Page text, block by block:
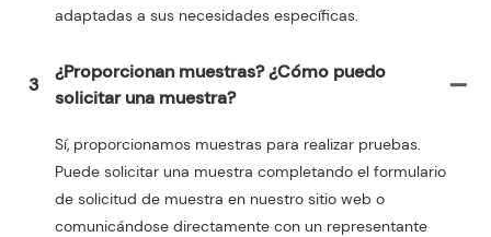
adaptadas a sus necesidades específicas.
3
¿Proporcionan muestras? ¿Cómo puedo
solicitar una muestra?
Sí, proporcionamos muestras para realizar pruebas.
Puede solicitar una muestra completando el formulario
de solicitud de muestra en nuestro sitio web o
comunicándose directamente con un representante